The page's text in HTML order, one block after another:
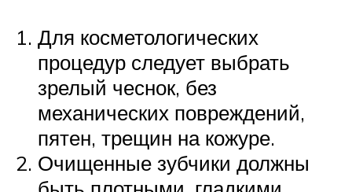
Для косметологических
процедур следует выбрать
зрелый чеснок, без
механических повреждений,
пятен, трещин на кожуре.
Очищенные зубчики должны